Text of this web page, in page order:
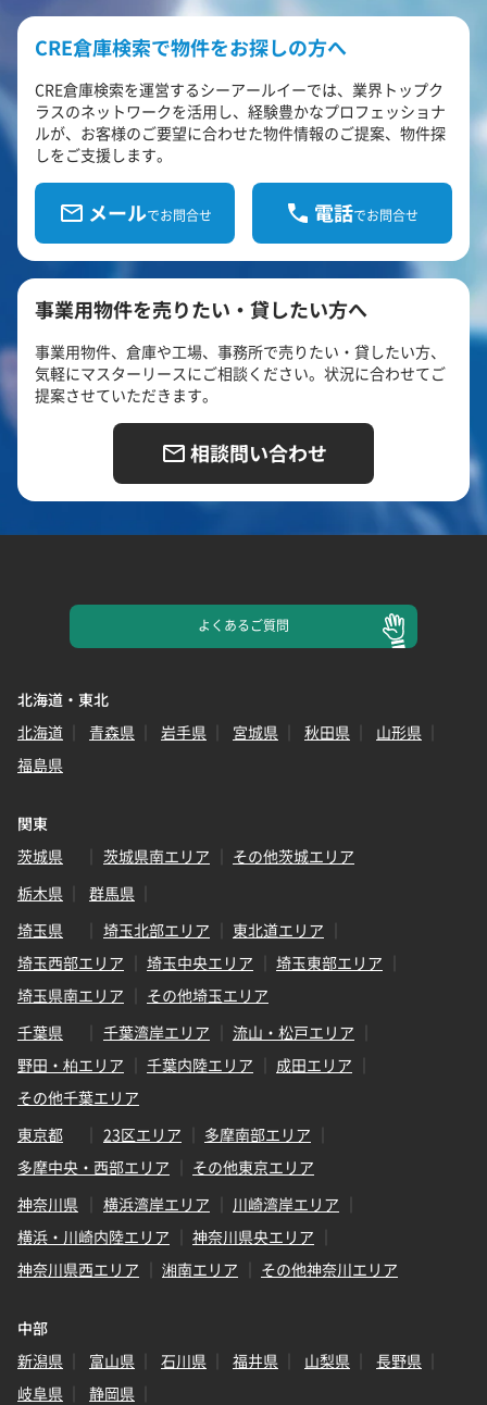
CRE倉庫検索で物件をお探しの方へ
CRE倉庫検索を運営するシーアールイーでは、業界トップク
ラスのネットワークを活用し、経験豊かなプロフェッショナ
ルが、お客様のご要望に合わせた物件情報のご提案、物件探
しをご支援します。
メールでお問合せ 電話でお問合せ
事業用物件を売りたい・貸したい方へ
事業用物件、倉庫や工場、事務所で売りたい・貸したい方、
気軽にマスターリースにご相談ください。状況に合わせてご
提案させていただきます。
相談問い合わせ
よくあるご質問
北海道・東北
北海道
青森県 岩手県 宮城県 秋田県
山形県
福島県
関東
茨城県
茨城県南エリア
その他茨城エリア
栃木県
群馬県
埼玉県
埼玉北部エリア
東北道エリア
埼玉西部エリア
埼玉中央エリア
埼玉東部エリア
埼玉県南エリア
その他埼玉エリア
千葉県
千葉湾岸エリア
流山・松戸エリア
野田・柏エリア
千葉内陸エリア
成田エリア
その他千葉エリア
東京都
23区エリア
多摩南部エリア
多摩中央・西部エリア
その他東京エリア
神奈川県
横浜湾岸エリア
川崎湾岸エリア
横浜・川崎内陸エリア
神奈川県央エリア
神奈川県西エリア
湘南エリア その他神奈川エリア
中部
新潟県
富山県 石川県 福井県 山梨県
長野県
岐阜県
静岡県